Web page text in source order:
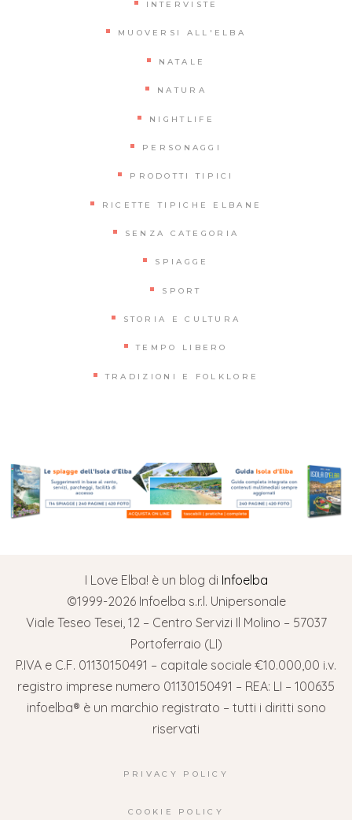
INTERVISTE
MUOVERSI ALL'ELBA
NATALE
NATURA
NIGHTLIFE
PERSONAGGI
PRODOTTI TIPICI
RICETTE TIPICHE ELBANE
SENZA CATEGORIA
SPIAGGE
SPORT
STORIA E CULTURA
TEMPO LIBERO
TRADIZIONI E FOLKLORE
I Love Elba! è un blog di Infoelba
©1999-2026 Infoelba s.r.l. Unipersonale
Viale Teseo Tesei, 12 – Centro Servizi Il Molino – 57037
Portoferraio (LI)
P.IVA e C.F. 01130150491 – capitale sociale €10.000,00 i.v.
registro imprese numero 01130150491 – REA: LI – 100635
infoelba® è un marchio registrato – tutti i diritti sono
riservati
PRIVACY POLICY
COOKIE POLICY